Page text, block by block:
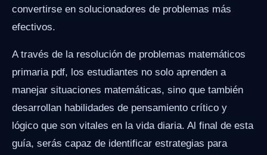
convertirse en solucionadores de problemas más
efectivos.
A través de la resolución de problemas matemáticos
primaria pdf, los estudiantes no solo aprenden a
manejar situaciones matemáticas, sino que también
desarrollan habilidades de pensamiento crítico y
lógico que son vitales en la vida diaria. Al final de esta
guía, serás capaz de identificar estrategias para